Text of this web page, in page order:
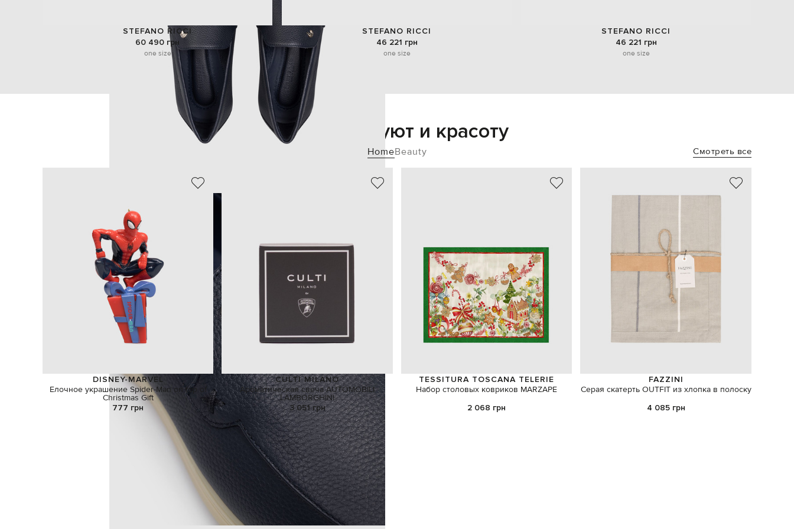
STEFANO RICCI
60 490 грн
one size
STEFANO RICCI
46 221 грн
one size
STEFANO RICCI
46 221 грн
one size
Добавьте уют и красоту
HomeBeauty Смотреть все
DISNEY-MARVEL
Елочное украшение Spider-Man on top of
Christmas Gift
777 грн
CULTI MILANO
Ароматическая свеча AUTOMOBILI
LAMBORGHINI
3 051 грн
TESSITURA TOSCANA TELERIE
Набор столовых ковриков MARZAPE
2 068 грн
FAZZINI
Серая скатерть OUTFIT из хлопка в полоску
4 085 грн